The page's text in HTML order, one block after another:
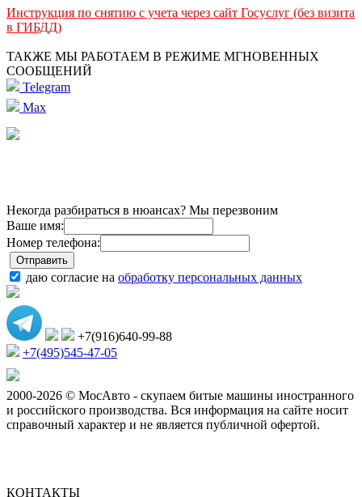
Инструкция по снятию с учета через сайт Госуслуг (без визита
в ГИБДД)
ТАКЖЕ МЫ РАБОТАЕМ В РЕЖИМЕ МГНОВЕННЫХ
СООБЩЕНИЙ
Telegram
Max
Некогда разбираться в нюансах? Мы перезвоним
Ваше имя:
Номер телефона:
даю согласие на обработку персональных данных
+7(916)640-99-88
+7(495)545-47-05
2000-2026 © МосАвто - скупаем битые машины иностранного
и российского производства. Вся информация на сайте носит
справочный характер и не является публичной офертой.
КОНТАКТЫ